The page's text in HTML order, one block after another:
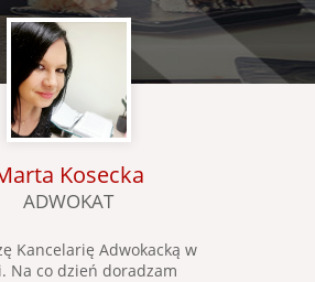
Kosecka
ADWOKAT
Kancelarię Adwokacką w
Na co dzień doradzam